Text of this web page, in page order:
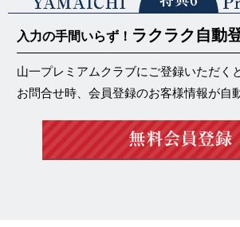
入力の手間いらず！ ラクラク自動
山一プレミアムクラブにご登録いただく
お問合せ時、会員登録のお客様情報が自